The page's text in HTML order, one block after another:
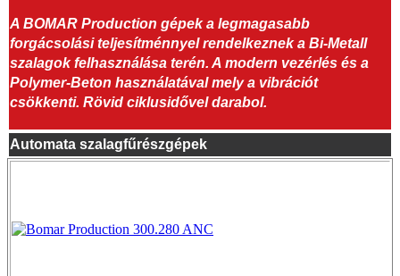
A BOMAR Production gépek a legmagasabb
forgácsolási teljesítménnyel rendelkeznek a Bi-Metall
szalagok felhasználása terén. A modern vezérlés és a
Polymer-Beton használatával mely a vibrációt
csökkenti. Rövid ciklusidővel darabol.
Automata szalagfűrészgépek